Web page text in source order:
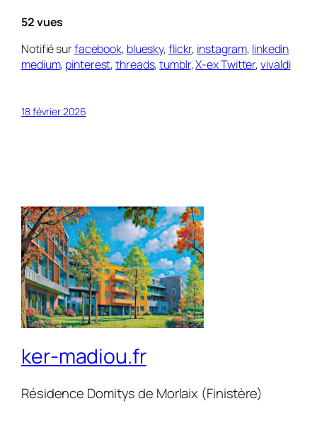
52 vues
Notifié surfacebook, bluesky,flickr, instagram, linkedin
medium, pinterest,threads,tumblr,X-ex Twitter,vivaldi
18 février 2026
ker-madiou.fr
Résidence Domitys de Morlaix (Finistère)